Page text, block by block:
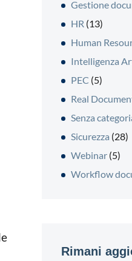
Gestione
HR (13)
Human
Intelligenza
PEC (5)
Real
Senza
Sicurezza (28)
Webinar(5)
Workflow
Rimani